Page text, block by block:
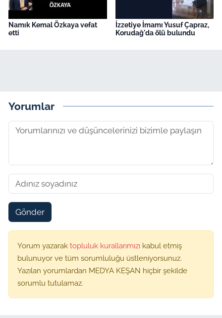
Namık Kemal Özkaya vefat
etti
İzzetiye İmamı Yusuf Çapraz,
Korudağ'da ölü bulundu
Yorumlar
Gönder
Yorum yazarak topluluk kurallarımızı kabul etmiş
bulunuyor ve tüm sorumluluğu üstleniyorsunuz.
Yazılan yorumlardan MEDYA KEŞAN hiçbir şekilde
sorumlu tutulamaz.